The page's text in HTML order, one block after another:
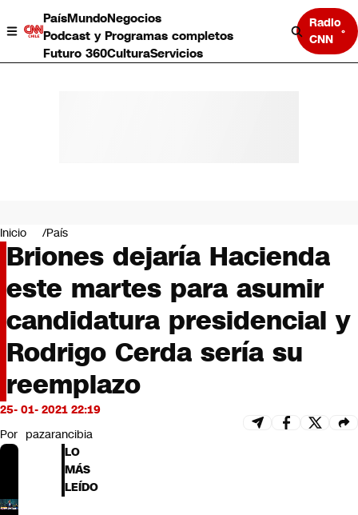
PaísMundoNegocios
Podcast y Programas completos
Futuro 360CulturaServicios
Radio
CNN
Negocios
Deportes
Programas completos
Cultura
Servicios
Bits
CNN tiempo
Opinión
Inicio País
Briones dejaría Hacienda
este martes para asumir
candidatura presidencial y
Rodrigo Cerda sería su
reemplazo
25- 01- 2021 22:19
Por pazarancibia
LO
MÁS
LEÍDO